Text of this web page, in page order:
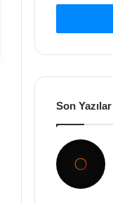
Son Yazılar